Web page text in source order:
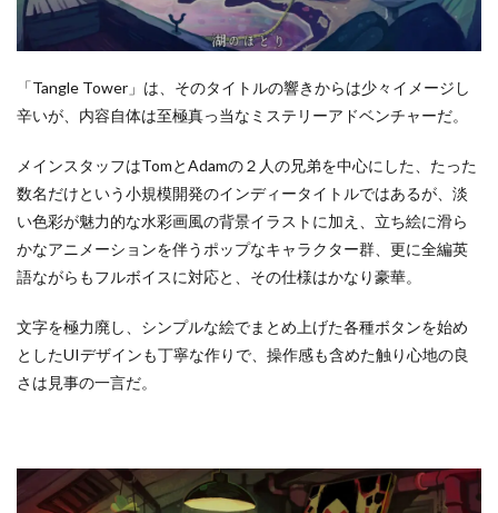
「Tangle Tower」は、そのタイトルの響きからは少々イメージし
辛いが、内容自体は至極真っ当なミステリーアドベンチャーだ。
メインスタッフはTomとAdamの２人の兄弟を中心にした、たった
数名だけという小規模開発のインディータイトルではあるが、淡
い色彩が魅力的な水彩画風の背景イラストに加え、立ち絵に滑ら
かなアニメーションを伴うポップなキャラクター群、更に全編英
語ながらもフルボイスに対応と、その仕様はかなり豪華。
文字を極力廃し、シンプルな絵でまとめ上げた各種ボタンを始め
としたUIデザインも丁寧な作りで、操作感も含めた触り心地の良
さは見事の一言だ。